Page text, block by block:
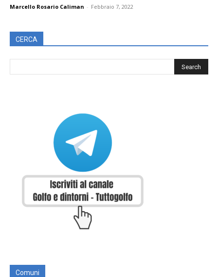
Marcello Rosario Caliman - Febbraio 7, 2022
CERCA
Comuni